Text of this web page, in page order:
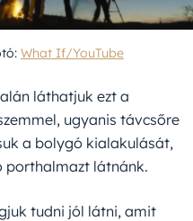
What If/YouTube
láthatjuk ezt a
ugyanis távcsőre
a bolygó kialakulását,
porthalmazt látnánk.
tudni jól látni, amit